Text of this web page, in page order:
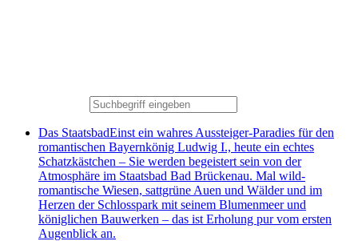
Das StaatsbadEinst ein wahres Aussteiger-Paradies für den
romantischen Bayernkönig Ludwig I., heute ein echtes
Schatzkästchen – Sie werden begeistert sein von der
Atmosphäre im Staatsbad Bad Brückenau. Mal wild-
romantische Wiesen, sattgrüne Auen und Wälder und im
Herzen der Schlosspark mit seinem Blumenmeer und
königlichen Bauwerken – das ist Erholung pur vom ersten
Augenblick an.